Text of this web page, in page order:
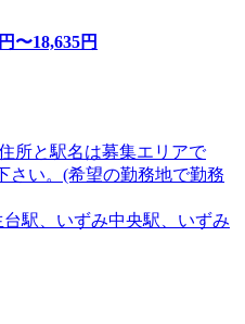
円〜18,635円
所と駅名は募集エリアで
さい。(希望の勤務地で勤務
駅、いずみ中央駅、いずみ